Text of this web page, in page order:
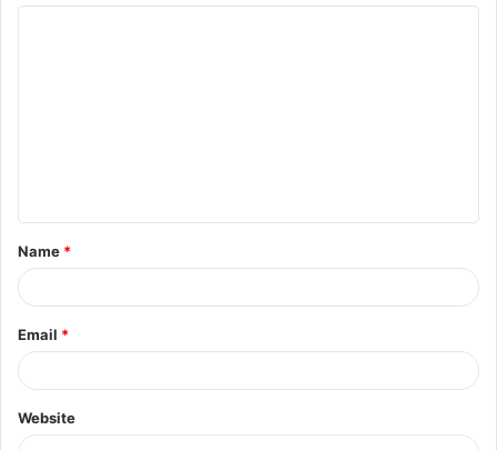
Name *
Email *
Website